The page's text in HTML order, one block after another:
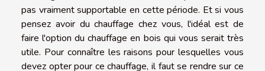
pas vraiment supportable en cette période. Et si vous
pensez avoir du chauffage chez vous, l'idéal est de
faire l'option du chauffage en bois qui vous serait très
utile. Pour connaître les raisons pour lesquelles vous
devez opter pour ce chauffage, il faut se rendre sur ce